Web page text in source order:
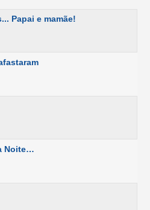
Papai e mamãe!
Noite…